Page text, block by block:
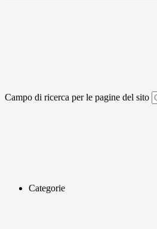
Campo di ricerca per le pagine del sito
Categorie